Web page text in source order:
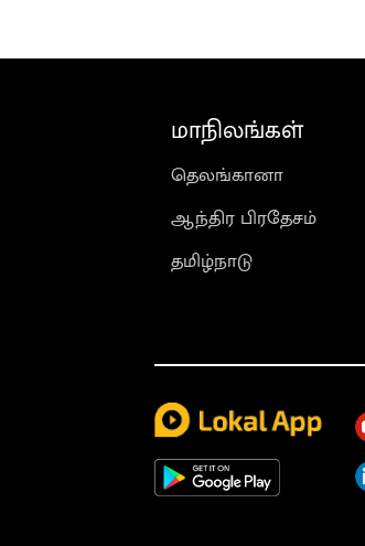
மாநிலங்கள்
தெலங்கானா
ஆந்திர பிரதேசம்
தமிழ்நாடு